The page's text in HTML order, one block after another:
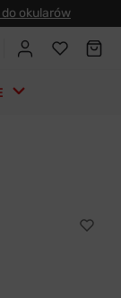
okularów